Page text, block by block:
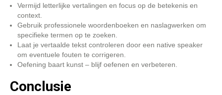
Vermijd letterlijke vertalingen en focus op de betekenis en
context.
Gebruik professionele woordenboeken en naslagwerken om
specifieke termen op te zoeken.
Laat je vertaalde tekst controleren door een native speaker
om eventuele fouten te corrigeren.
Oefening baart kunst – blijf oefenen en verbeteren.
Conclusie